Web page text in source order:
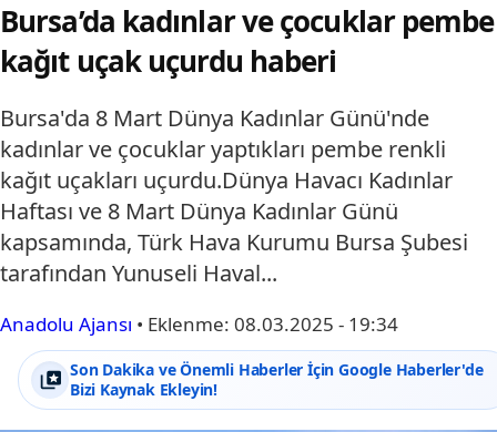
Bursa’da kadınlar ve çocuklar pembe
kağıt uçak uçurdu haberi
Bursa'da 8 Mart Dünya Kadınlar Günü'nde
kadınlar ve çocuklar yaptıkları pembe renkli
kağıt uçakları uçurdu.Dünya Havacı Kadınlar
Haftası ve 8 Mart Dünya Kadınlar Günü
kapsamında, Türk Hava Kurumu Bursa Şubesi
tarafından Yunuseli Haval...
Anadolu Ajansı • Eklenme: 08.03.2025 - 19:34
Son Dakika ve Önemli Haberler İçin Google Haberler'de
Bizi Kaynak Ekleyin!